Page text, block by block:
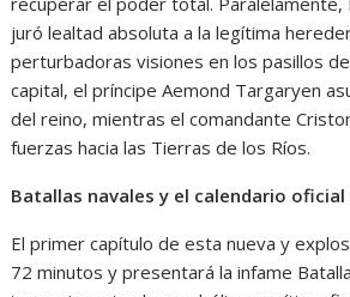
juró lealtad absoluta a la legítima
perturbadoras visiones en los pasillos
capital, el príncipe Aemond Targaryen
del reino, mientras el comandante
fuerzas hacia las Tierras de los Ríos.
Batallas navales y el calendario
El primer capítulo de esta nueva y
72 minutos y presentará la infame